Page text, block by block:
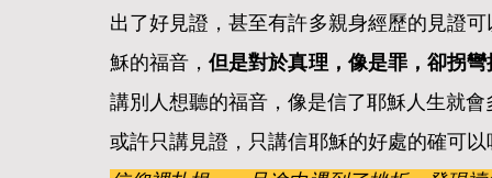
出了好見證，甚至有許多親身經歷的見證
穌的福音，但是對於真理，像是罪，卻拐彎
講別人想聽的福音，像是信了耶穌人生就
或許只講見證，只講信耶穌的好處的確可